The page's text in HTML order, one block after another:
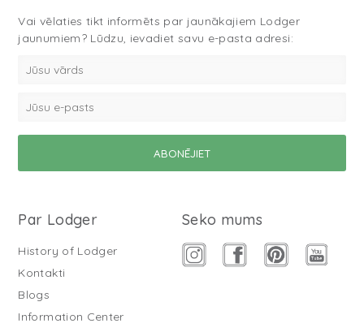
Vai vēlaties tikt informēts par jaunākajiem Lodger
jaunumiem? Lūdzu, ievadiet savu e-pasta adresi:
Par Lodger
History of Lodger
Kontakti
Blogs
Information Center
Seko mums